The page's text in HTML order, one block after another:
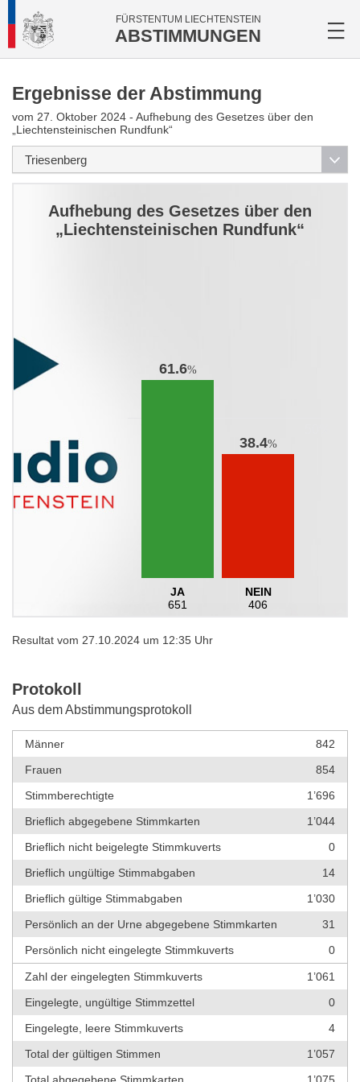
FÜRSTENTUM LIECHTENSTEIN
ABSTIMMUNGEN
Ergebnisse der Abstimmung
vom 27. Oktober 2024 - Aufhebung des Gesetzes über den
„Liechtensteinischen Rundfunk“
Aufhebung des Gesetzes über den
„Liechtensteinischen Rundfunk“
61.6%
JA
651
38.4%
NEIN
406
Resultat vom 27.10.2024 um 12:35 Uhr
Protokoll
Aus dem Abstimmungsprotokoll
Männer
842
Frauen
854
Stimmberechtigte
1’696
Brieflich abgegebene Stimmkarten
1’044
Brieflich nicht beigelegte Stimmkuverts
0
Brieflich ungültige Stimmabgaben
14
Brieflich gültige Stimmabgaben
1’030
Persönlich an der Urne abgegebene Stimmkarten
31
Persönlich nicht eingelegte Stimmkuverts
0
Zahl der eingelegten Stimmkuverts
1’061
Eingelegte, ungültige Stimmzettel
0
Eingelegte, leere Stimmkuverts
4
Total der gültigen Stimmen
1’057
Total abgegebene Stimmkarten
1’075